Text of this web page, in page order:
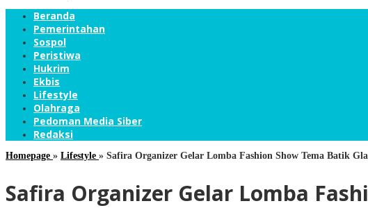
Beranda
Pemerintahan
Sospol
Peristiwa
Hukrim
Ekbis
Lifestyle
Olahraga
Pedoman Media Siber
Redaksi
Homepage » Lifestyle » Safira Organizer Gelar Lomba Fashion Show Tema Batik
Safira Organizer Gelar Lomba